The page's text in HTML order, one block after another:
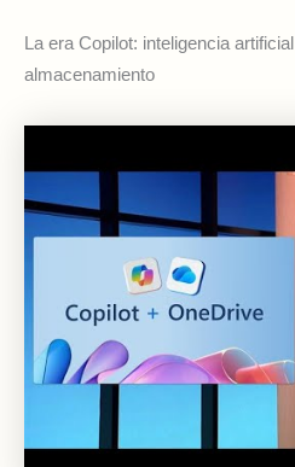
La era Copilot: inteligencia
almacenamiento